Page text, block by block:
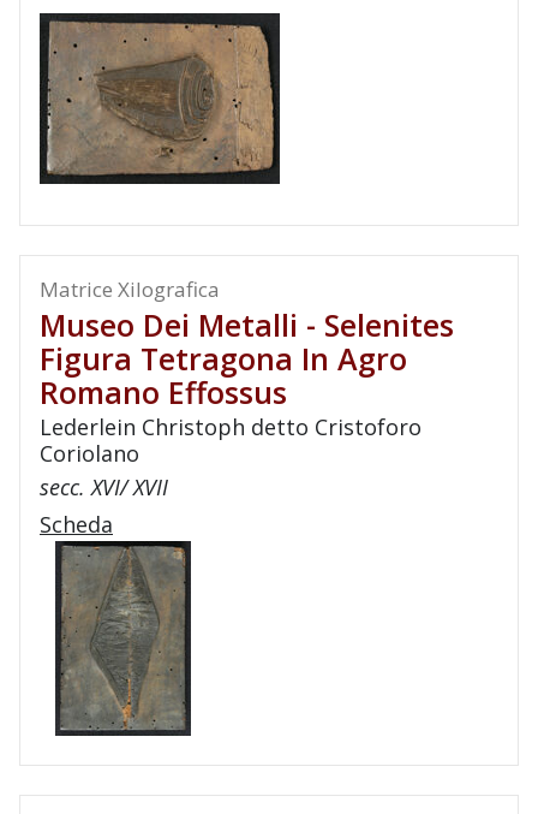
Matrice Xilografica
Museo Dei Metalli - Selenites
Figura Tetragona In Agro
Romano Effossus
Lederlein Christoph detto Cristoforo
Coriolano
secc. XVI/ XVII
Scheda